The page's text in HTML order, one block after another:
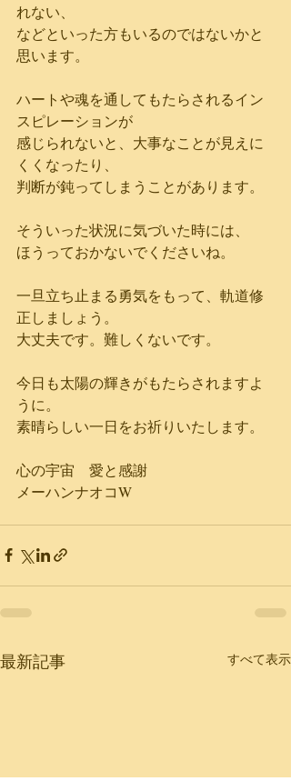
れない、
などといった方もいるのではないかと
思います。
ハートや魂を通してもたらされるイン
スピレーションが
感じられないと、大事なことが見えに
くくなったり、
判断が鈍ってしまうことがあります。
そういった状況に気づいた時には、
ほうっておかないでくださいね。
一旦立ち止まる勇気をもって、軌道修
正しましょう。
大丈夫です。難しくないです。
今日も太陽の輝きがもたらされますよ
うに。
素晴らしい一日をお祈りいたします。
心の宇宙　愛と感謝
メーハンナオコW
最新記事 すべて表示